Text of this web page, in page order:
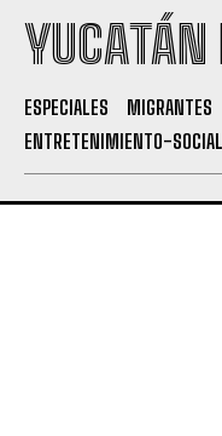
ESPECIALES MIGRANTES
ENTRETENIMIENTO-